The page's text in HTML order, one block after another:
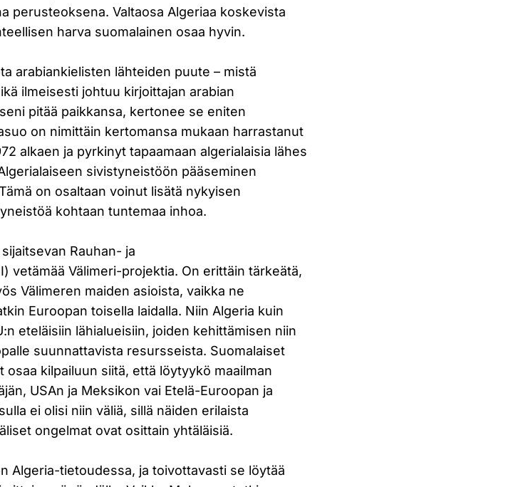
perusteoksena. Valtaosa Algeriaa koskevista
harva suomalainen osaa hyvin.
arabiankielisten lähteiden puute – mistä
ilmeisesti johtuu kirjoittajan arabian
pitää paikkansa, kertonee se eniten
on nimittäin kertomansa mukaan harrastanut
alkaen ja pyrkinyt tapaamaan algerialaisia lähes
sivistyneistöön pääseminen
on osaltaan voinut lisätä nykyisen
kohtaan tuntemaa inhoa.
Rauhan- ja
vetämää Välimeri-projektia. On erittäin tärkeätä,
Välimeren maiden asioista, vaikka ne
Euroopan toisella laidalla. Niin Algeria kuin
eteläisiin lähialueisiin, joiden kehittämisen niin
suunnattavista resursseista. Suomalaiset
kilpailuun siitä, että löytyykö maailman
USAn ja Meksikon vai Etelä-Euroopan ja
ei olisi niin väliä, sillä näiden erilaista
ongelmat ovat osittain yhtäläisiä.
Algeria-tietoudessa, ja toivottavasti se löytää